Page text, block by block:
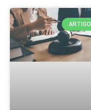
ARTIGO